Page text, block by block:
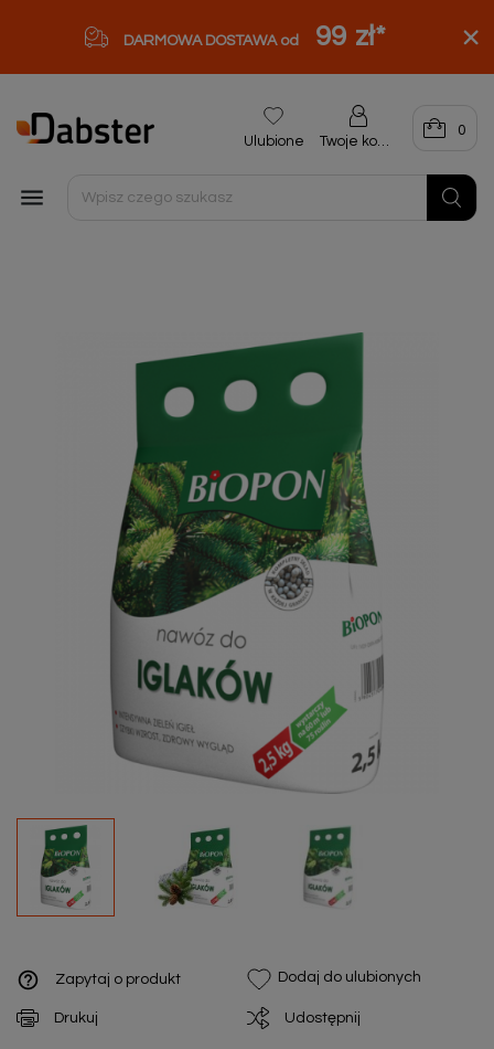
DARMOWA DOSTAWA od 99 zł*

Ulubione Twoje konto
0
help_outline Zapytaj o produkt Dodaj do ulubionych
Drukuj Udostępnij